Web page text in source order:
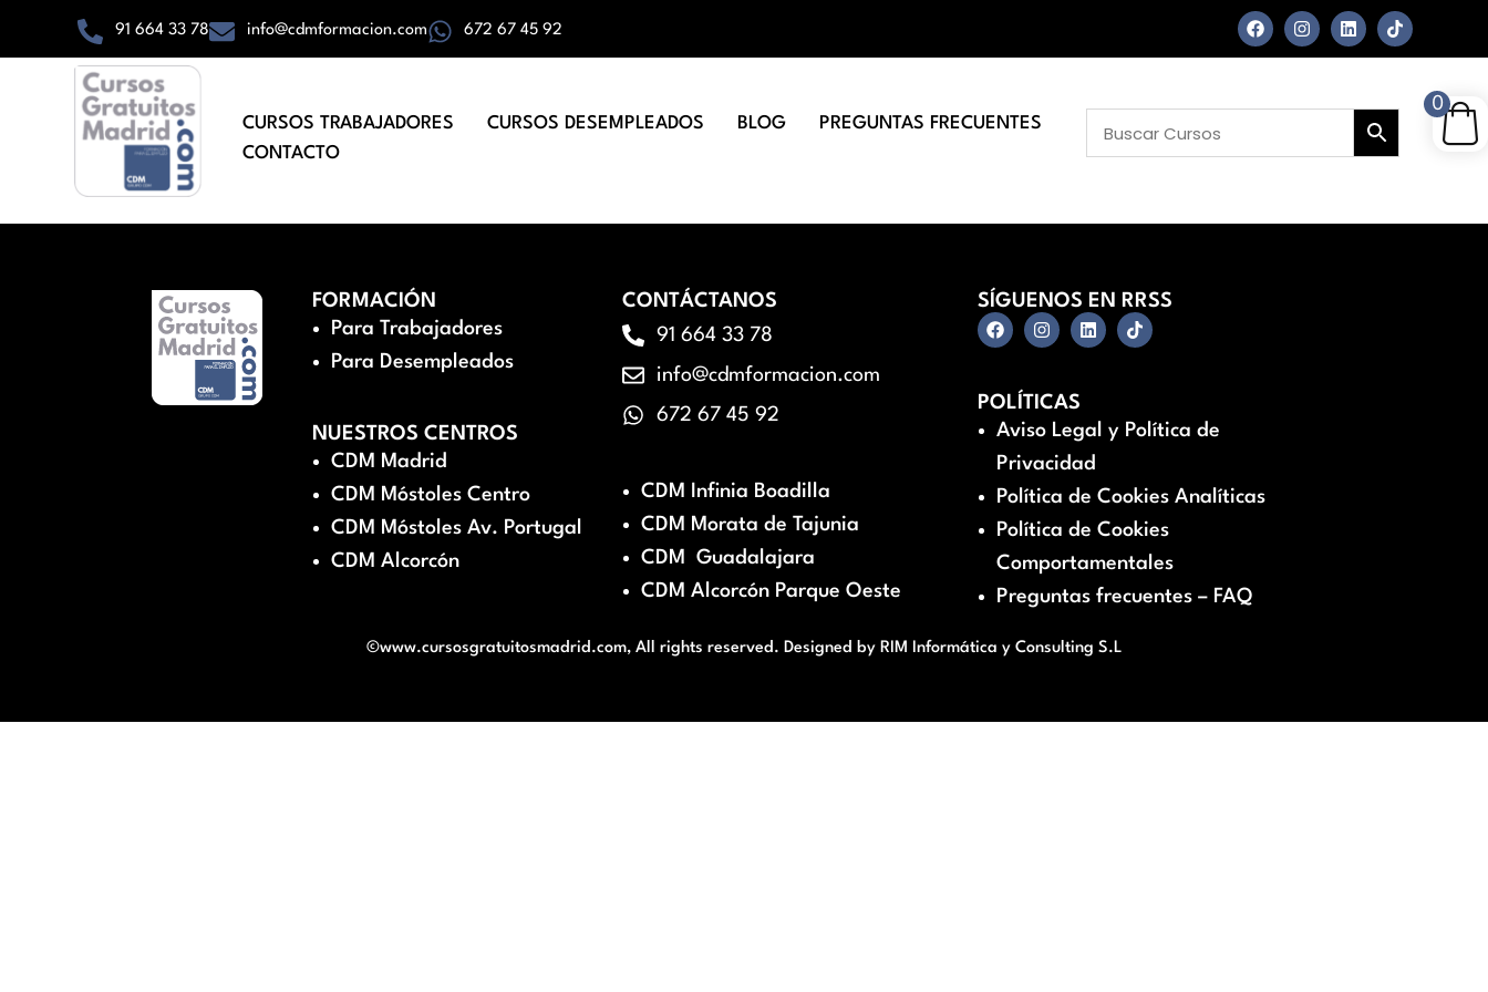
91 664 33 78 info@cdmformacion.com 672 67 45 92
CURSOS TRABAJADORES CURSOS DESEMPLEADOS BLOG
PREGUNTAS FRECUENTES
CONTACTO
FORMACIÓN
Para Trabajadores
Para Desempleados
NUESTROS CENTROS
CDM Madrid
CDM Móstoles Centro
CDM Móstoles Av. Portugal
CDM Alcorcón
CONTÁCTANOS
91 664 33 78
info@cdmformacion.com
672 67 45 92
CDM Infinia Boadilla
CDM Morata de Tajunia
CDM Guadalajara
CDM Alcorcón Parque Oeste
SÍGUENOS EN RRSS
POLÍTICAS
Aviso Legal y Política de
Privacidad
Política de Cookies Analíticas
Política de Cookies
Comportamentales
Preguntas frecuentes – FAQ
©www.cursosgratuitosmadrid.com, All rights reserved. Designed by RIM Informática y Consulting S.L
0